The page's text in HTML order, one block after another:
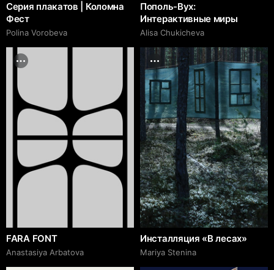
Серия плакатов | Коломна
Фест
Polina Vorobeva
Пополь-Вух:
Интерактивные миры
Alisa Chukicheva
FARA FONT
Anastasiya Arbatova
Инсталляция «В лесах»
Mariya Stenina